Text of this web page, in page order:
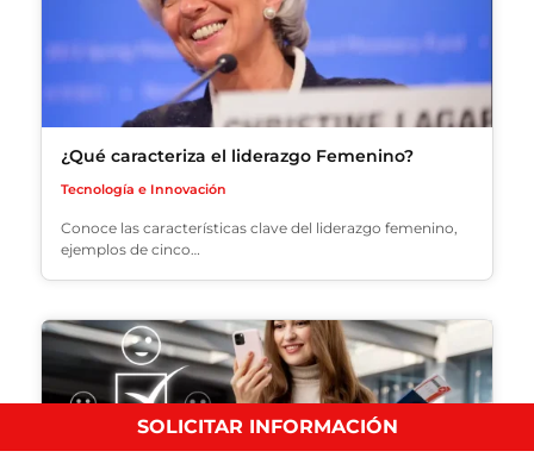
¿Qué caracteriza el liderazgo Femenino?
Tecnología e Innovación
Conoce las características clave del liderazgo femenino,
ejemplos de cinco…
SOLICITAR INFORMACIÓN